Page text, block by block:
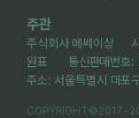
주관
주식회사 메쎄이상
원표 통신판매번호:
주소: 서울특별시 마포
COPYRIGHT©2017-